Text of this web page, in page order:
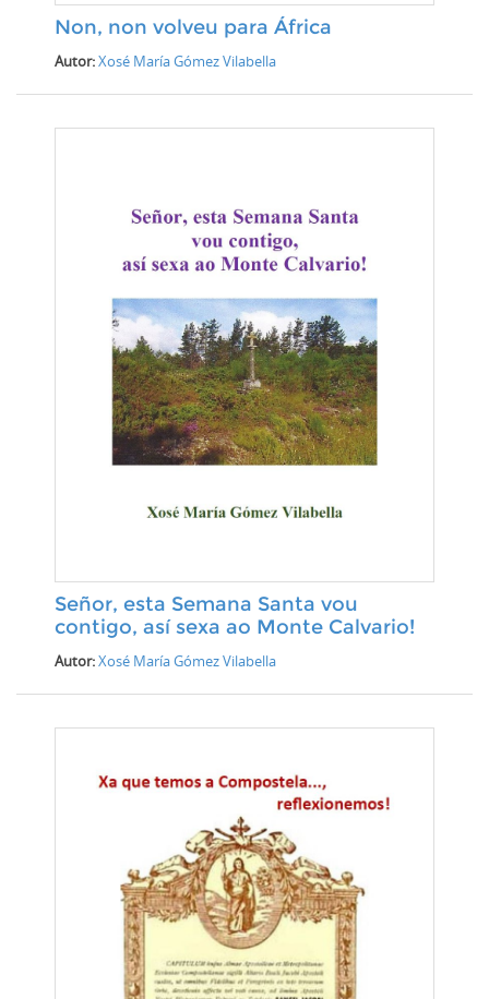
Non, non volveu para África
Autor:Xosé María Gómez Vilabella
Señor, esta Semana Santa vou
contigo, así sexa ao Monte Calvario!
Autor:Xosé María Gómez Vilabella